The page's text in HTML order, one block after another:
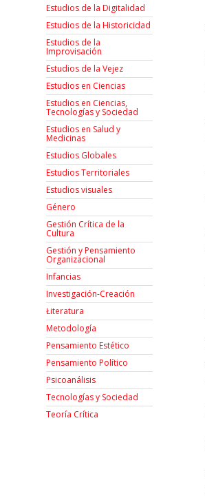
Estudios de la Digitalidad
Estudios de la Historicidad
Estudios de la
Improvisación
Estudios de la Vejez
Estudios en Ciencias
Estudios en Ciencias,
Tecnologías y Sociedad
Estudios en Salud y
Medicinas
Estudios Globales
Estudios Territoriales
Estudios visuales
Género
Gestión Crítica de la
Cultura
Gestión y Pensamiento
Organizacional
Infancias
Investigación-Creación
Łiteratura
Metodología
Pensamiento Estético
Pensamiento Político
Psicoanálisis
Tecnologías y Sociedad
Teoría Crítica